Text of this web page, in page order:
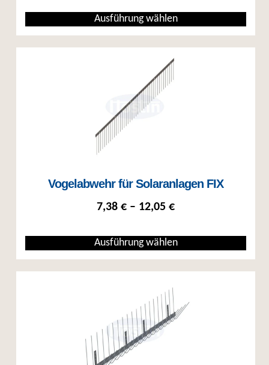
Ausführung wählen
Vogelabwehr für Solaranlagen FIX
7,38 € – 12,05 €Preisspanne: 7,38
Ausführung wählen